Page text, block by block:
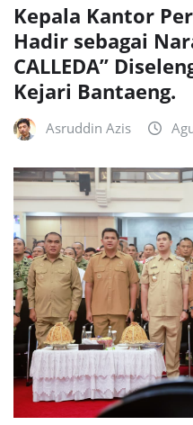
Kepala Kantor
Hadir sebagai
CALLEDA”
Kejari Bantaeng.
Asruddin Azis